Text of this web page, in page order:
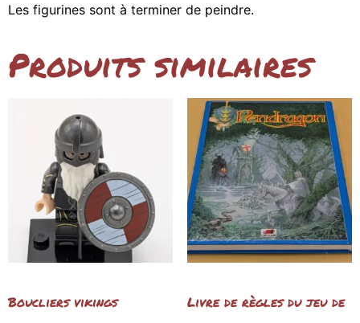
Les figurines sont à terminer de peindre.
Produits similaires
Boucliers vikings Livre de règles du jeu de